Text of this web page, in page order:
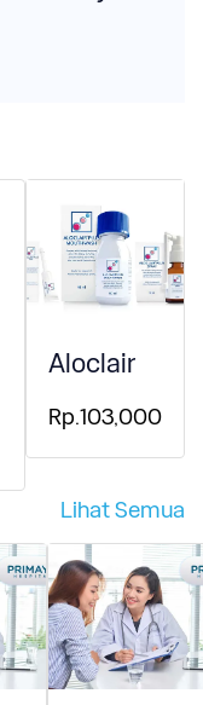
Aloclair
Rp.103,000
Lihat Semua